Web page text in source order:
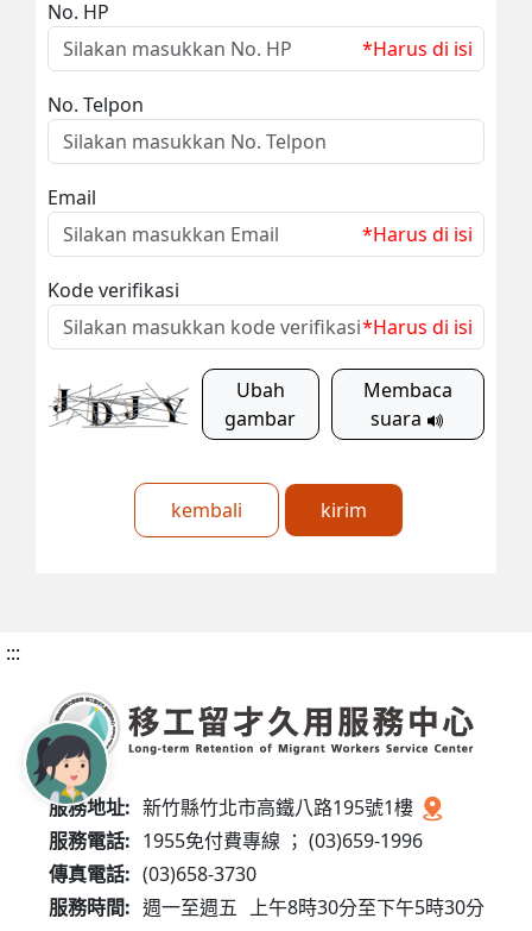
No. HP
*Harus di isi
No. Telpon
Email
*Harus di isi
Kode verifikasi
*Harus di isi
Ubah
gambar
Membaca
suara
kembali kirim
:::
服務地址: 新竹縣竹北市高鐵八路195號1樓
服務電話: 1955免付費專線 ； (03)659-1996
傳真電話: (03)658-3730
服務時間: 週一至週五 上午8時30分至下午5時30分